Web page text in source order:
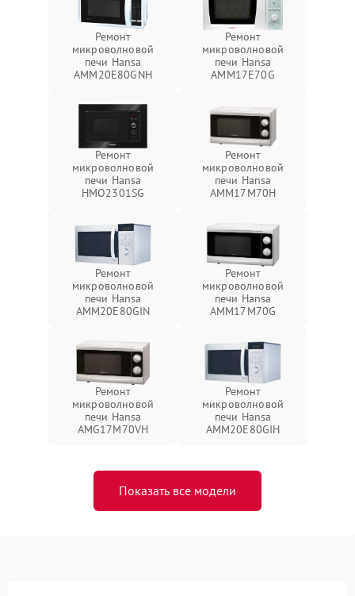
Ремонт
микроволновой
печи Hansa
AMM20E80GNH
Ремонт
микроволновой
печи Hansa
AMM17E70G
Ремонт
микроволновой
печи Hansa
HMO2301SG
Ремонт
микроволновой
печи Hansa
AMM17M70H
Ремонт
микроволновой
печи Hansa
AMM20E80GIN
Ремонт
микроволновой
печи Hansa
AMM17M70G
Ремонт
микроволновой
печи Hansa
AMG17M70VH
Ремонт
микроволновой
печи Hansa
AMM20E80GIH
Показать все модели